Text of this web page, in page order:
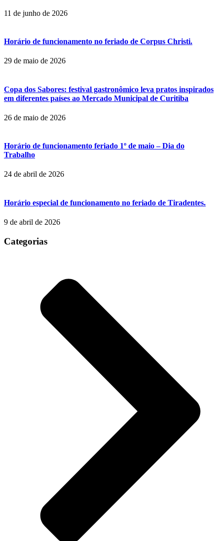
11 de junho de 2026
Horário de funcionamento no feriado de Corpus Christi.
29 de maio de 2026
Copa dos Sabores: festival gastronômico leva pratos inspirados
em diferentes países ao Mercado Municipal de Curitiba
26 de maio de 2026
Horário de funcionamento feriado 1º de maio – Dia do
Trabalho
24 de abril de 2026
Horário especial de funcionamento no feriado de Tiradentes.
9 de abril de 2026
Categorias